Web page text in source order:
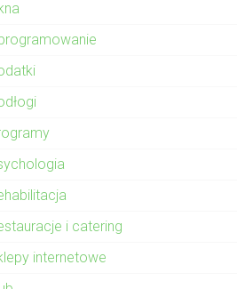
i catering
internetowe